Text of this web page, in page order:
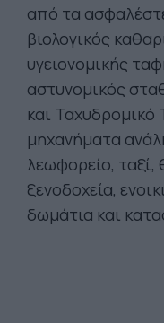
από τα
βιολογικός
υγειονομικής
αστυνομικός
και Ταχυδρομικό
μηχανήματα
λεωφορείο, ταξί,
ξενοδοχεία,
δωμάτια και